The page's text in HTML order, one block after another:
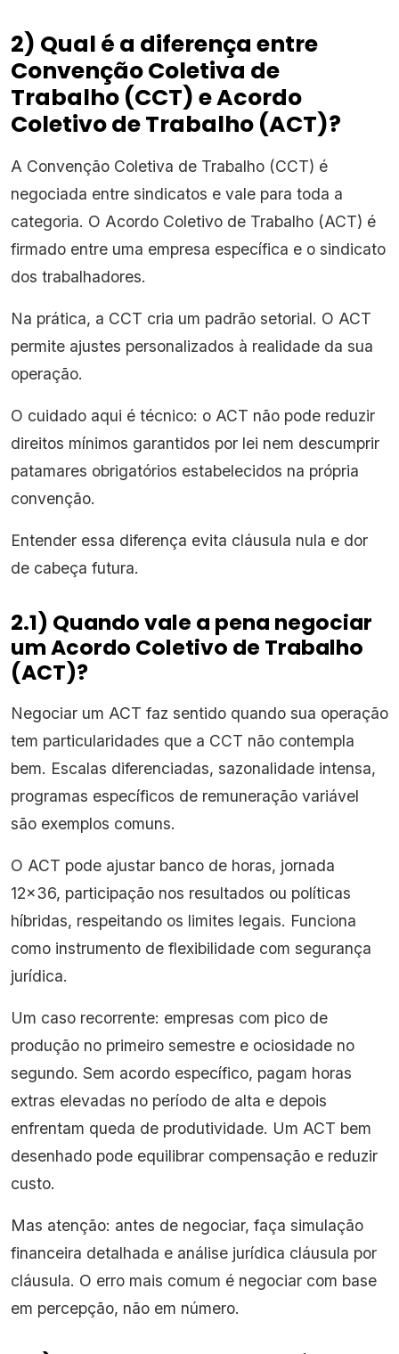
2) Qual é a diferença entre
Convenção Coletiva de
Trabalho (CCT) e Acordo
Coletivo de Trabalho (ACT)?
A Convenção Coletiva de Trabalho (CCT) é
negociada entre sindicatos e vale para toda a
categoria. O Acordo Coletivo de Trabalho (ACT) é
firmado entre uma empresa específica e o sindicato
dos trabalhadores.
Na prática, a CCT cria um padrão setorial. O ACT
permite ajustes personalizados à realidade da sua
operação.
O cuidado aqui é técnico: o ACT não pode reduzir
direitos mínimos garantidos por lei nem descumprir
patamares obrigatórios estabelecidos na própria
convenção.
Entender essa diferença evita cláusula nula e dor
de cabeça futura.
2.1) Quando vale a pena negociar
um Acordo Coletivo de Trabalho
(ACT)?
Negociar um ACT faz sentido quando sua operação
tem particularidades que a CCT não contempla
bem. Escalas diferenciadas, sazonalidade intensa,
programas específicos de remuneração variável
são exemplos comuns.
O ACT pode ajustar banco de horas, jornada
12x36, participação nos resultados ou políticas
híbridas, respeitando os limites legais. Funciona
como instrumento de flexibilidade com segurança
jurídica.
Um caso recorrente: empresas com pico de
produção no primeiro semestre e ociosidade no
segundo. Sem acordo específico, pagam horas
extras elevadas no período de alta e depois
enfrentam queda de produtividade. Um ACT bem
desenhado pode equilibrar compensação e reduzir
custo.
Mas atenção: antes de negociar, faça simulação
financeira detalhada e análise jurídica cláusula por
cláusula. O erro mais comum é negociar com base
em percepção, não em número.